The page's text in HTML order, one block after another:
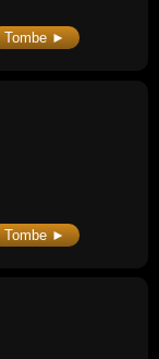
Tombe ►
Tombe ►